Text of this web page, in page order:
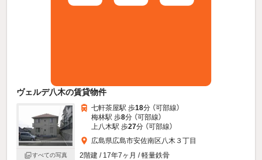
ヴェルデ八木の賃貸物件
すべての写真
七軒茶屋駅 歩18分 （可部線）
梅林駅 歩8分 （可部線）
上八木駅 歩27分 （可部線）
広島県広島市安佐南区八木３丁目
2階建 / 17年7ヶ月 / 軽量鉄骨